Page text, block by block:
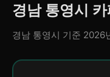
경남 통영시
경남 통영시 기준 2026